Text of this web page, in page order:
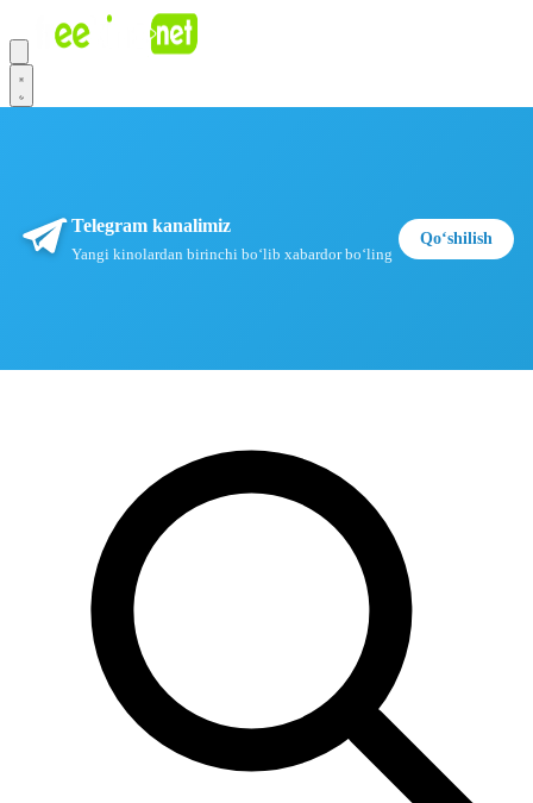
Telegram kanalimiz
Yangi kinolardan birinchi boʻlib xabardor boʻling
Qoʻshilish